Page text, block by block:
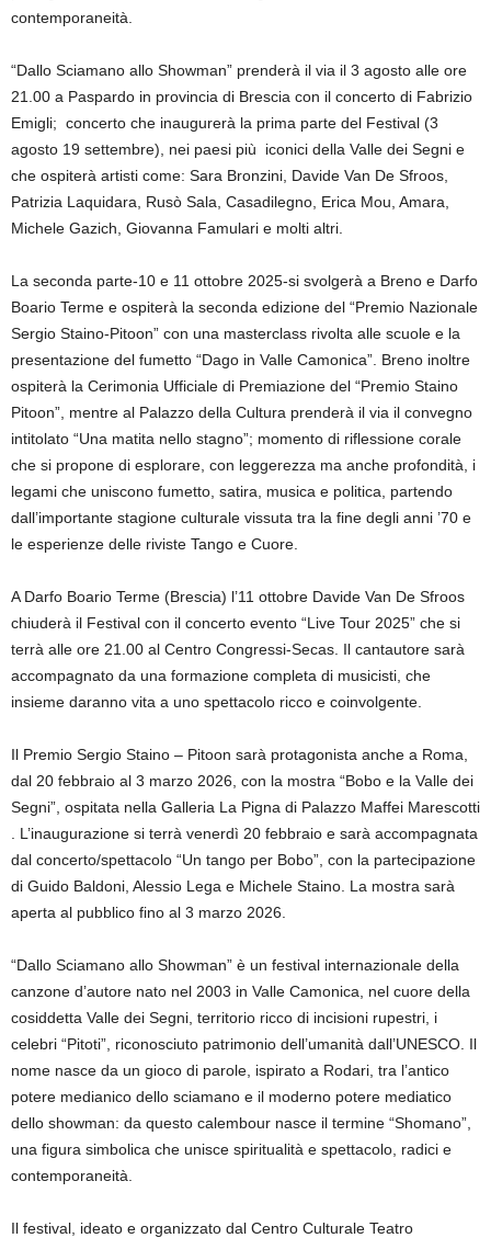
contemporaneità.
“Dallo Sciamano allo Showman” prenderà il via il 3 agosto alle ore
21.00 a Paspardo in provincia di Brescia con il concerto di Fabrizio
Emigli; concerto che inaugurerà la prima parte del Festival (3
agosto 19 settembre), nei paesi più iconici della Valle dei Segni e
che ospiterà artisti come: Sara Bronzini, Davide Van De Sfroos,
Patrizia Laquidara, Rusò Sala, Casadilegno, Erica Mou, Amara,
Michele Gazich, Giovanna Famulari e molti altri.
La seconda parte-10 e 11 ottobre 2025-si svolgerà a Breno e Darfo
Boario Terme e ospiterà la seconda edizione del “Premio Nazionale
Sergio Staino-Pitoon” con una masterclass rivolta alle scuole e la
presentazione del fumetto “Dago in Valle Camonica”. Breno inoltre
ospiterà la Cerimonia Ufficiale di Premiazione del “Premio Staino
Pitoon”, mentre al Palazzo della Cultura prenderà il via il convegno
intitolato “Una matita nello stagno”; momento di riflessione corale
che si propone di esplorare, con leggerezza ma anche profondità, i
legami che uniscono fumetto, satira, musica e politica, partendo
dall’importante stagione culturale vissuta tra la fine degli anni ’70 e
le esperienze delle riviste Tango e Cuore.
A Darfo Boario Terme (Brescia) l’11 ottobre Davide Van De Sfroos
chiuderà il Festival con il concerto evento “Live Tour 2025” che si
terrà alle ore 21.00 al Centro Congressi-Secas. Il cantautore sarà
accompagnato da una formazione completa di musicisti, che
insieme daranno vita a uno spettacolo ricco e coinvolgente.
Il Premio Sergio Staino – Pitoon sarà protagonista anche a Roma,
dal 20 febbraio al 3 marzo 2026, con la mostra “Bobo e la Valle dei
Segni”, ospitata nella Galleria La Pigna di Palazzo Maffei Marescotti
. L’inaugurazione si terrà venerdì 20 febbraio e sarà accompagnata
dal concerto/spettacolo “Un tango per Bobo”, con la partecipazione
di Guido Baldoni, Alessio Lega e Michele Staino. La mostra sarà
aperta al pubblico fino al 3 marzo 2026.
“Dallo Sciamano allo Showman” è un festival internazionale della
canzone d’autore nato nel 2003 in Valle Camonica, nel cuore della
cosiddetta Valle dei Segni, territorio ricco di incisioni rupestri, i
celebri “Pitoti”, riconosciuto patrimonio dell’umanità dall’UNESCO. Il
nome nasce da un gioco di parole, ispirato a Rodari, tra l’antico
potere medianico dello sciamano e il moderno potere mediatico
dello showman: da questo calembour nasce il termine “Shomano”,
una figura simbolica che unisce spiritualità e spettacolo, radici e
contemporaneità.
Il festival, ideato e organizzato dal Centro Culturale Teatro